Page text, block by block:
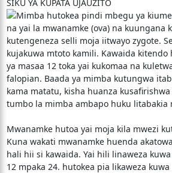
SIKU YA KUPATA UJAUZITO
Mimba hutokea pindi mbegu ya
na yai la mwanamke (ova) na kuungana
kutengeneza selli moja iitwayo zygote.
kujakuwa mtoto kamili. Kawaida
ya masaa 12 toka yai kukomaa na
falopian. Baada ya mimba kutungwa
kama matatu, kisha huanza
tumbo la mimba ambapo huku litabakia
Mwanamke hutoa yai moja kila mwezi
Kuna wakati mwanamke huenda
hali hii si kawaida. Yai hili linaweza
12 mpaka 24. hutokea pia likaweza